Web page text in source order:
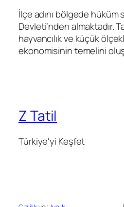
İlçe adını bölgede
Devleti’nden almaktadır.
hayvancılık ve küçük
ekonomisinin temelini
Z Tatil
Türkiye'yi Keşfet